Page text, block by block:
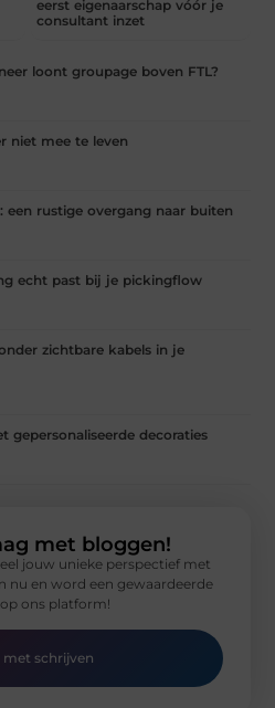
eerst eigenaarschap vóór je
consultant inzet
loont groupage boven FTL?
niet mee te leven
een rustige overgang naar buiten
echt past bij je pickingflow
zichtbare kabels in je
gepersonaliseerde decoraties
met bloggen!
jouw unieke perspectief met
nu en word een gewaardeerde
ons platform!
met schrijven